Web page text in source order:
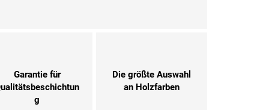
Garantie für
g
Die größte Auswahl
an Holzfarben